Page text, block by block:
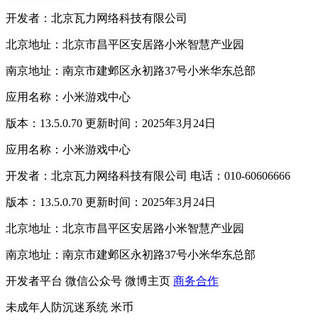
开发者：北京瓦力网络科技有限公司
北京地址：北京市昌平区安居路小米智慧产业园
南京地址：南京市建邺区永初路37号小米华东总部
应用名称：小米游戏中心
版本：13.5.0.70 更新时间：2025年3月24日
应用名称：小米游戏中心
开发者：北京瓦力网络科技有限公司 电话：010-60606666
版本：13.5.0.70 更新时间：2025年3月24日
北京地址：北京市昌平区安居路小米智慧产业园
南京地址：南京市建邺区永初路37号小米华东总部
开发者平台 微信公众号 微博主页 商务合作
未成年人防沉迷系统 米币